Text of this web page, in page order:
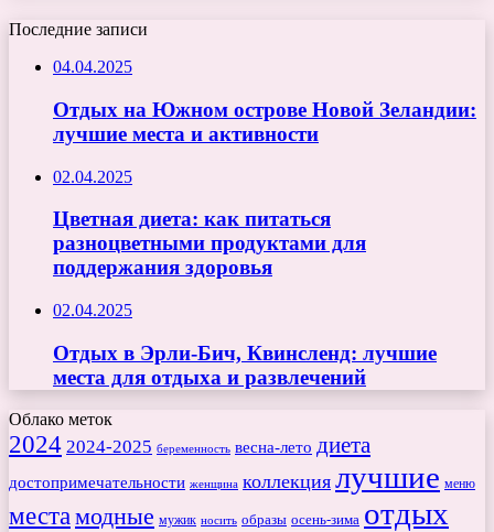
Последние записи
04.04.2025
Отдых на Южном острове Новой Зеландии:
лучшие места и активности
02.04.2025
Цветная диета: как питаться
разноцветными продуктами для
поддержания здоровья
02.04.2025
Отдых в Эрли-Бич, Квинсленд: лучшие
места для отдыха и развлечений
Облако меток
2024 2024-2025 беременность весна-лето диета
достопримечательности женщина коллекция лучшие меню
местамодные мужик носить образы осень-зима отдых